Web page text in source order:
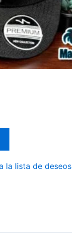
la lista de deseos